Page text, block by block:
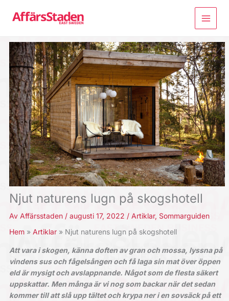
Njut naturens lugn på skogshotell
Av Affärsstaden / augusti 17, 2022 / Artiklar, Sommarguiden
Hem
Artiklar Njut naturens lugn på skogshotell
Att vara i skogen, känna doften av gran och mossa, lyssna på
vindens sus och fågelsången och få laga sin mat över öppen
eld är mysigt och avslappnande. Något som de flesta säkert
uppskattar. Men många är vi nog som backar när det sedan
kommer till att slå upp tältet och krypa ner i en sovsäck på ett